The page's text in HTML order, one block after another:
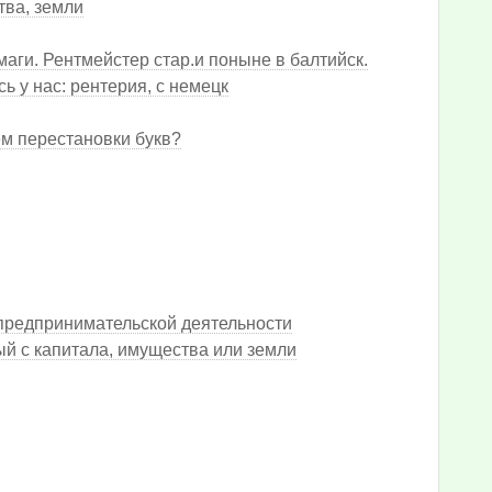
земли
Рентмейстер стар.и поныне в балтийск.
у нас: рентерия, с немецк
перестановки букв?
деятельности
с капитала, имущества или земли